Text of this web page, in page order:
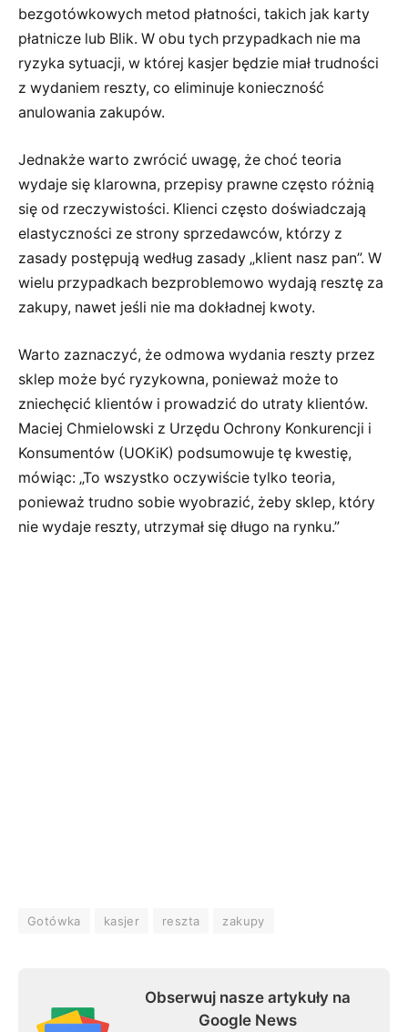
bezgotówkowych metod płatności, takich jak karty
płatnicze lub Blik. W obu tych przypadkach nie ma
ryzyka sytuacji, w której kasjer będzie miał trudności
z wydaniem reszty, co eliminuje konieczność
anulowania zakupów.
Jednakże warto zwrócić uwagę, że choć teoria
wydaje się klarowna, przepisy prawne często różnią
się od rzeczywistości. Klienci często doświadczają
elastyczności ze strony sprzedawców, którzy z
zasady postępują według zasady „klient nasz pan”. W
wielu przypadkach bezproblemowo wydają resztę za
zakupy, nawet jeśli nie ma dokładnej kwoty.
Warto zaznaczyć, że odmowa wydania reszty przez
sklep może być ryzykowna, ponieważ może to
zniechęcić klientów i prowadzić do utraty klientów.
Maciej Chmielowski z Urzędu Ochrony Konkurencji i
Konsumentów (UOKiK) podsumowuje tę kwestię,
mówiąc: „To wszystko oczywiście tylko teoria,
ponieważ trudno sobie wyobrazić, żeby sklep, który
nie wydaje reszty, utrzymał się długo na rynku.”
Gotówka kasjer reszta zakupy
Obserwuj nasze artykuły na
Google News